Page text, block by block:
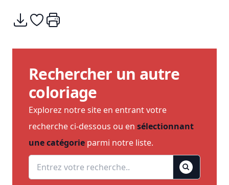
Télécharger
Ajouter à mes coups de coeurs
Imprimer
Rechercher un autre
coloriage
Explorez notre site en entrant votre
recherche ci-dessous ou en sélectionnant
une catégorie parmi notre liste.